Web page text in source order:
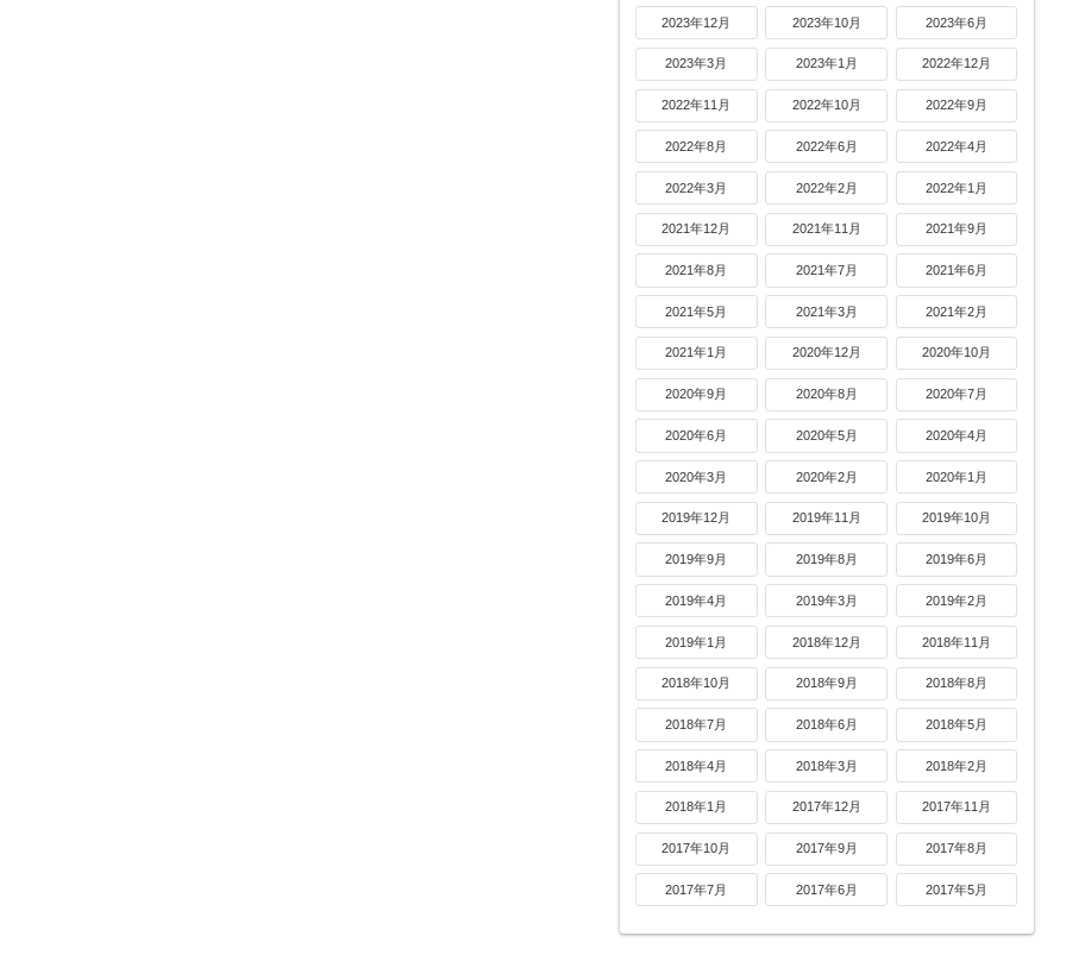
2023年12月 2023年10月 2023年6月
2023年3月 2023年1月 2022年12月
2022年11月 2022年10月 2022年9月
2022年8月 2022年6月 2022年4月
2022年3月 2022年2月 2022年1月
2021年12月 2021年11月 2021年9月
2021年8月 2021年7月 2021年6月
2021年5月 2021年3月 2021年2月
2021年1月 2020年12月 2020年10月
2020年9月 2020年8月 2020年7月
2020年6月 2020年5月 2020年4月
2020年3月 2020年2月 2020年1月
2019年12月 2019年11月 2019年10月
2019年9月 2019年8月 2019年6月
2019年4月 2019年3月 2019年2月
2019年1月 2018年12月 2018年11月
2018年10月 2018年9月 2018年8月
2018年7月 2018年6月 2018年5月
2018年4月 2018年3月 2018年2月
2018年1月 2017年12月 2017年11月
2017年10月 2017年9月 2017年8月
2017年7月 2017年6月 2017年5月